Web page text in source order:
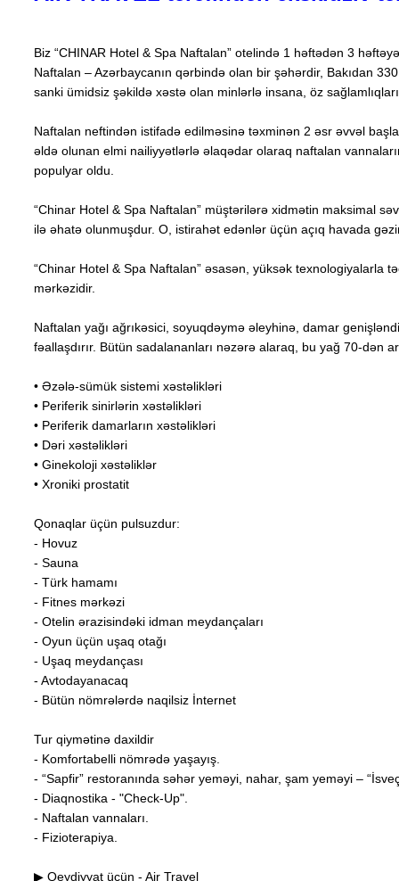
Biz “CHINAR Hotel & Spa Naftalan” otelində 1 həftədən 3
Naftalan – Azərbaycanın qərbində olan bir şəhərdir, Bakıdan
sanki ümidsiz şəkildə xəstə olan minlərlə insana, öz
Naftalan neftindən istifadə edilməsinə təxminən 2 əsr əvvəl
əldə olunan elmi nailiyyətlərlə əlaqədar olaraq naftalan
populyar oldu.
“Chinar Hotel & Spa Naftalan” müştərilərə xidmətin maksimal
ilə əhatə olunmuşdur. O, istirahət edənlər üçün açıq havada
“Chinar Hotel & Spa Naftalan” əsasən, yüksək texnologiyalarla
mərkəzidir.
Naftalan yağı ağrıkəsici, soyuqdəymə əleyhinə, damar
fəallaşdırır. Bütün sadalananları nəzərə alaraq, bu yağ 70-dən
• Əzələ-sümük sistemi xəstəlikləri
• Periferik sinirlərin xəstəlikləri
• Periferik damarların xəstəlikləri
• Dəri xəstəlikləri
• Ginekoloji xəstəliklər
• Xroniki prostatit
Qonaqlar üçün pulsuzdur:
- Hovuz
- Sauna
- Türk hamamı
- Fitnes mərkəzi
- Otelin ərazisindəki idman meydançaları
- Oyun üçün uşaq otağı
- Uşaq meydançası
- Avtodayanacaq
- Bütün nömrələrdə naqilsiz İnternet
Tur qiymətinə daxildir
- Komfortabelli nömrədə yaşayış.
- “Sapfir” restoranında səhər yeməyi, nahar, şam yeməyi –
- Diaqnostika - "Check-Up".
- Naftalan vannaları.
- Fizioterapiya.
▶ Qeydiyyat üçün - Air Travel